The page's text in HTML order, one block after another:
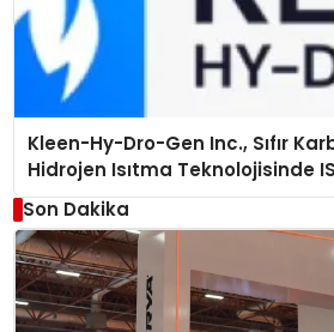
Kleen-Hy-Dro-Gen Inc., Sıfır
Hidrojen Isıtma Teknolojisinde
Düzenleyici Onaylarını Aldı
Son Dakika